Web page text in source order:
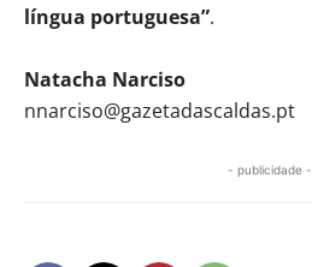
língua portuguesa”.
Natacha Narciso
nnarciso@gazetadascaldas.pt
- publicidade -